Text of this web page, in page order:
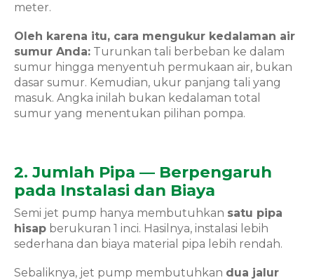
meter.
Oleh karena itu, cara mengukur kedalaman air
sumur Anda: Turunkan tali berbeban ke dalam
sumur hingga menyentuh permukaan air, bukan
dasar sumur. Kemudian, ukur panjang tali yang
masuk. Angka inilah bukan kedalaman total
sumur yang menentukan pilihan pompa.
2. Jumlah Pipa — Berpengaruh
pada Instalasi dan Biaya
Semi jet pump hanya membutuhkan satu pipa
hisap berukuran 1 inci. Hasilnya, instalasi lebih
sederhana dan biaya material pipa lebih rendah.
Sebaliknya, jet pump membutuhkan dua jalur